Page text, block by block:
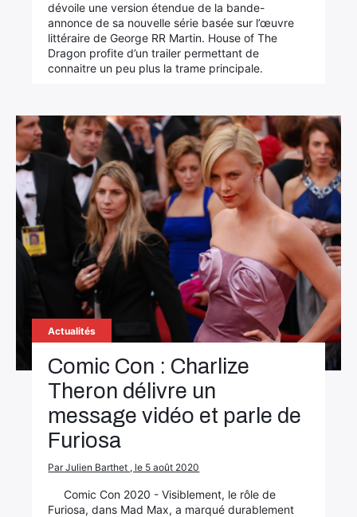
dévoile une version étendue de la bande-
annonce de sa nouvelle série basée sur l’œuvre
littéraire de George RR Martin. House of The
Dragon profite d’un trailer permettant de
connaitre un peu plus la trame principale.
Actualités
Comic Con : Charlize
Theron délivre un
message vidéo et parle de
Furiosa
Par Julien Barthet , le 5 août 2020
Comic Con 2020 - Visiblement, le rôle de
Furiosa, dans Mad Max, a marqué durablement